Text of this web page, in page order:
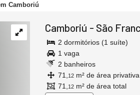
Camboriú
Camboriú - São
2 dormitórios (1 suíte)
1 vaga
2 banheiros
71,
12 m² de área privativa
71,
12 m² de área total